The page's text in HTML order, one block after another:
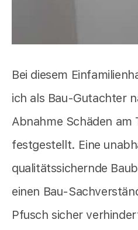
Bei diesem
ich als Bau-Gutachter
Abnahme Schäden am
festgestellt. Eine
qualitätssichernde
einen Bau-
Pfusch sicher